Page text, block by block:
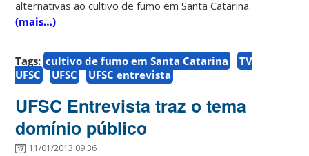
alternativas ao cultivo de fumo em Santa Catarina.
(mais…)
Tags: cultivo de fumo em Santa Catarina
TV
UFSC
UFSC UFSC entrevista
UFSC Entrevista traz o tema
domínio público
11/01/2013 09:36